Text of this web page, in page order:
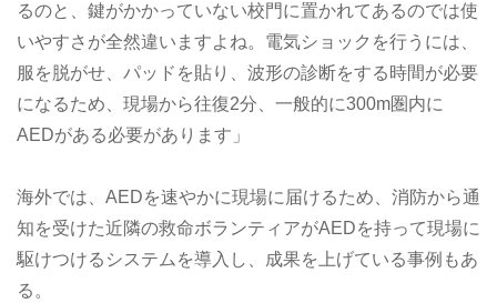
るのと、鍵がかかっていない校門に置かれてあるのでは使
いやすさが全然違いますよね。電気ショックを行うには、
服を脱がせ、パッドを貼り、波形の診断をする時間が必要
になるため、現場から往復2分、一般的に300m圏内に
AEDがある必要があります」
海外では、AEDを速やかに現場に届けるため、消防から通
知を受けた近隣の救命ボランティアがAEDを持って現場に
駆けつけるシステムを導入し、成果を上げている事例もあ
る。